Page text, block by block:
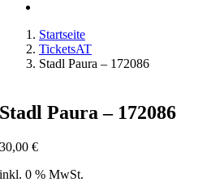
Startseite
TicketsAT
Stadl Paura – 172086
Stadl Paura – 172086
30,00€
inkl. 0 % MwSt.